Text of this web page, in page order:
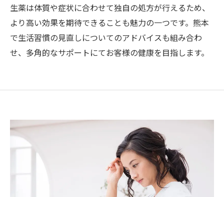
生薬は体質や症状に合わせて独自の処方が行えるため、
より高い効果を期待できることも魅力の一つです。熊本
で生活習慣の見直しについてのアドバイスも組み合わ
せ、多角的なサポートにてお客様の健康を目指します。